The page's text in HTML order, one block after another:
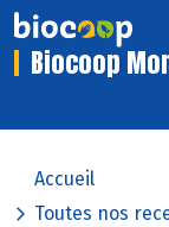
Biocoop
Accueil
Toutes nos